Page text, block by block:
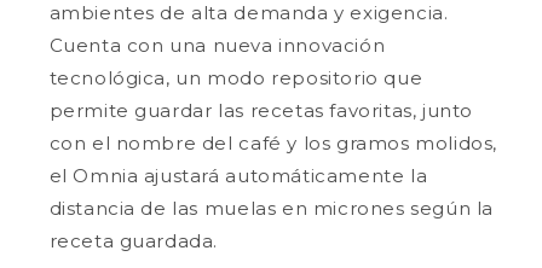
ambientes de alta demanda y exigencia.
Cuenta con una nueva innovación
tecnológica, un modo repositorio que
permite guardar las recetas favoritas, junto
con el nombre del café y los gramos molidos,
el Omnia ajustará automáticamente la
distancia de las muelas en micrones según la
receta guardada.